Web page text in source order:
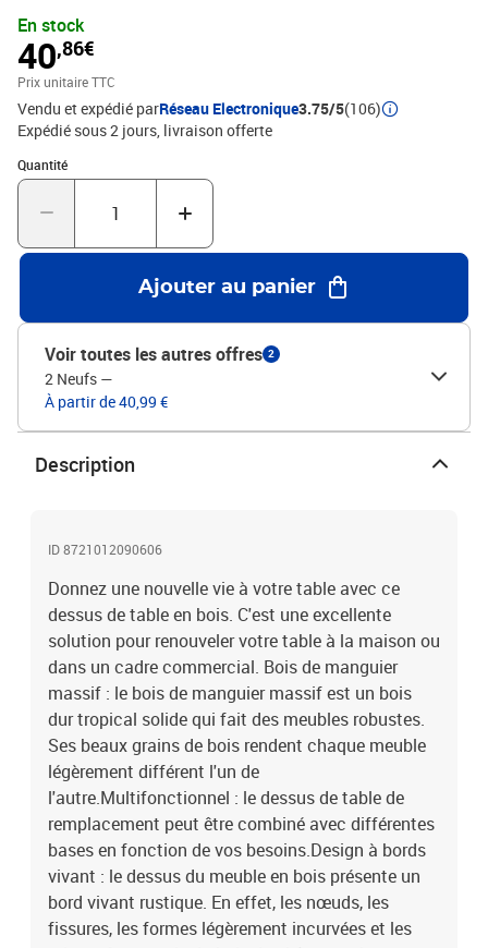
des meubles robustes. Ses beaux grains de bois rendent chaque
meuble légèrement différent l'un de l'autre.Multifonctionnel : le
dessus de table de remplacement peut être combiné avec
différentes bases en fonction de vos besoins.Design à bords vivant
: le dessus du meuble en bois présente un bord vivant rustique. En
effet, les nœuds, les fissures, les formes légèrement incurvées et
les teintes font partie du bois de chêne, et chaque pièce de l'étagère
présente un caractère unique.Surface facile à nettoyer : le plateau
lisse est facile à nettoyer avec un chiffon humide. Bon à savoir
grains. La livraison est aléatoire, ce qui garantit l'exclusivité et
l'individualité de votre produit.En raison de la forme naturelle du
bois massif à bord naturel, la largeur peut varier légèrement de +1-
2 cm ou –3-5 cm.Matériau : bois de manguier brut massif avec
une finition naturelleDimensions : 70 x 30 x 2,5 cm (L x l x
é)Comprend 1 bord vivant latéraleLa livraison contient
uniquement le dessus de table
En stock
40,86€
Prix unitaire TTC
Vendu et expédié parRéseau Electronique3.75/5(106)
Expédié sous 2 jours livraison offerte
Quantité
Quantité : 1
Ajouter au panier
Voir toutes les autres offres 2
2 Neufs —
À partir de 40,99 €
Description
ID 8721012090606
Donnez une nouvelle vie à votre table avec ce
dessus de table en bois. C'est une excellente
solution pour renouveler votre table à la maison ou
dans un cadre commercial. Bois de manguier
massif : le bois de manguier massif est un bois
dur tropical solide qui fait des meubles robustes.
Ses beaux grains de bois rendent chaque meuble
légèrement différent l'un de
l'autre.Multifonctionnel : le dessus de table de
remplacement peut être combiné avec différentes
bases en fonction de vos besoins.Design à bords
vivant : le dessus du meuble en bois présente un
bord vivant rustique. En effet, les nœuds, les
fissures, les formes légèrement incurvées et les